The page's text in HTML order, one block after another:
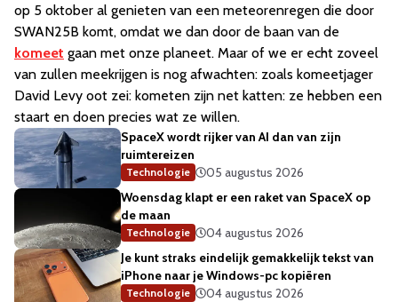
op 5 oktober al genieten van een meteorenregen die door
SWAN25B komt, omdat we dan door de baan van de
komeet gaan met onze planeet. Maar of we er echt zoveel
van zullen meekrijgen is nog afwachten: zoals komeetjager
David Levy oot zei: kometen zijn net katten: ze hebben een
staart en doen precies wat ze willen.
SpaceX wordt rijker van AI dan van zijn
ruimtereizen
Technologie
05 augustus 2026
Woensdag klapt er een raket van SpaceX op
de maan
Technologie
04 augustus 2026
Je kunt straks eindelijk gemakkelijk tekst van
iPhone naar je Windows-pc kopiëren
Technologie
04 augustus 2026